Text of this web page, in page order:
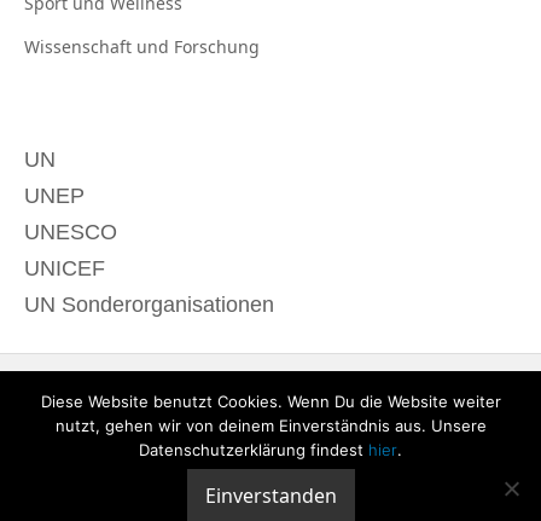
Wissenschaft und Forschung
UN
UNEP
UNESCO
UNICEF
UN Sonderorganisationen
Diese Website benutzt Cookies. Wenn Du die Website weiter
nutzt, gehen wir von deinem Einverständnis aus. Unsere
Datenschutzerklärung findest hier.
Einverstanden